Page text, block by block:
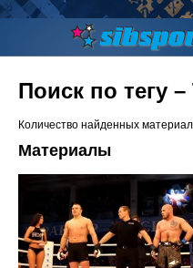
Поиск по тегу
Количество найденных
Материалы